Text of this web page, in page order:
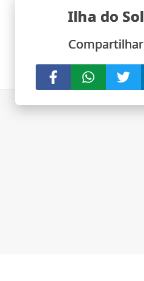
Ilha do Sol
Compartilhar